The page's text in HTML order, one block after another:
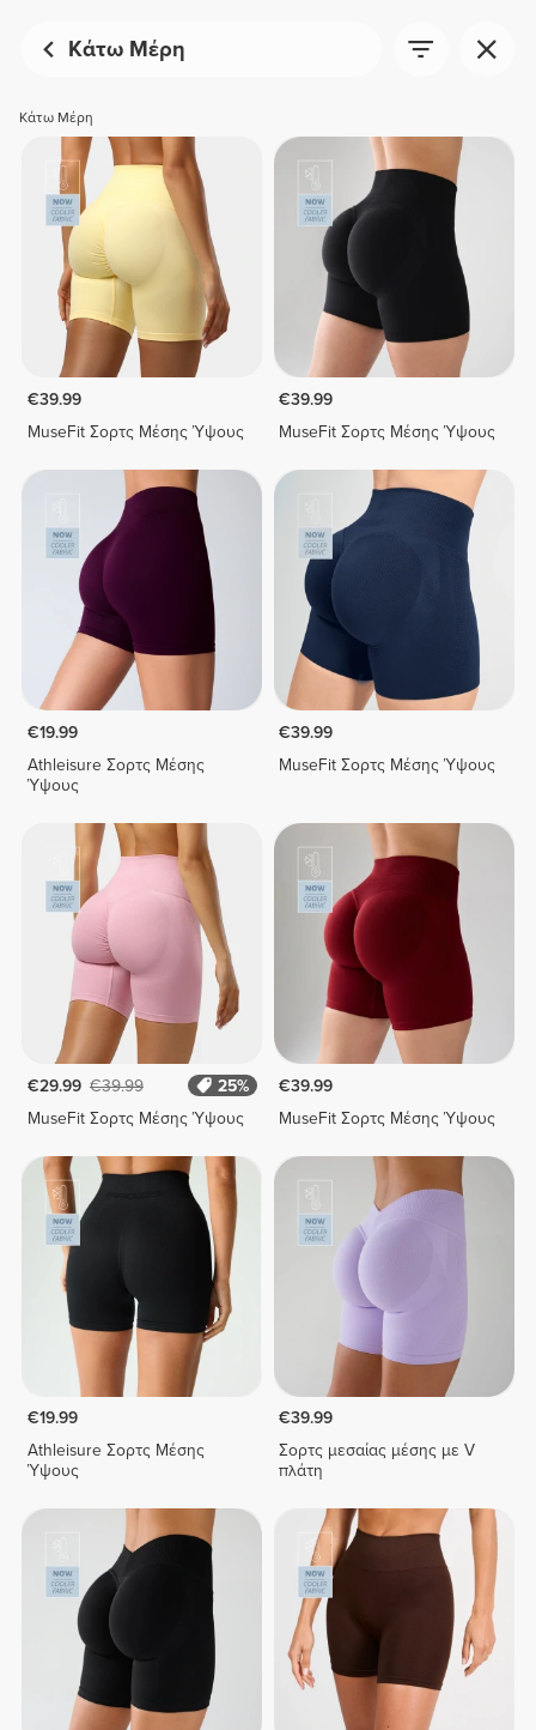
Κάτω Μέρη
Κάτω Μέρη
€39.99
MuseFit Σορτς Μέσης Ύψους
€39.99
MuseFit Σορτς Μέσης Ύψους
€19.99
Athleisure Σορτς Μέσης
Ύψους
€39.99
MuseFit Σορτς Μέσης Ύψους
€29.99 €39.99
25%
MuseFit Σορτς Μέσης Ύψους
€39.99
MuseFit Σορτς Μέσης Ύψους
€19.99
Athleisure Σορτς Μέσης
Ύψους
€39.99
Σορτς μεσαίας μέσης με V
πλάτη